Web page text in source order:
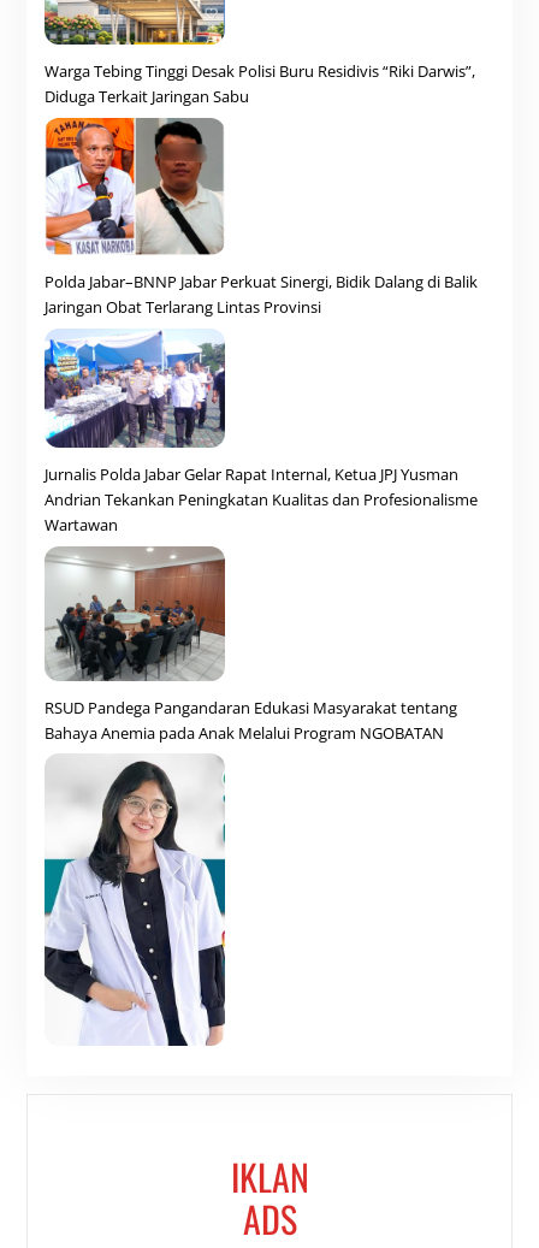
Warga Tebing Tinggi Desak Polisi Buru Residivis “Riki Darwis”,
Diduga Terkait Jaringan Sabu
Polda Jabar–BNNP Jabar Perkuat Sinergi, Bidik Dalang di Balik
Jaringan Obat Terlarang Lintas Provinsi
Jurnalis Polda Jabar Gelar Rapat Internal, Ketua JPJ Yusman
Andrian Tekankan Peningkatan Kualitas dan Profesionalisme
Wartawan
RSUD Pandega Pangandaran Edukasi Masyarakat tentang
Bahaya Anemia pada Anak Melalui Program NGOBATAN
IKLAN
ADS